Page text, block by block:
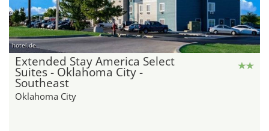
hotel.de
Extended Stay America Select
Suites - Oklahoma City -
Southeast
Oklahoma City